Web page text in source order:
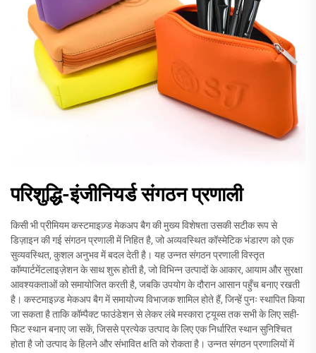
परिशुद्धि-इंजीनियर्ड संगठन प्रणाली
किसी भी प्रीमियम कस्टमाइज़्ड मेकअप बैग की मुख्य विशेषता उसकी सटीक रूप से
डिज़ाइन की गई संगठन प्रणाली में निहित है, जो अव्यवस्थित कॉस्मेटिक भंडारण को एक
सुव्यवस्थित, कुशल अनुभव में बदल देती है। यह उन्नत संगठन प्रणाली विस्तृत
कॉम्पार्टमेंटलाइज़ेशन के साथ शुरू होती है, जो विभिन्न उत्पादों के आकार, आयाम और सुरक्षा
आवश्यकताओं को समायोजित करती है, जबकि उपयोग के दौरान आसान पहुँच बनाए रखती
है। कस्टमाइज़्ड मेकअप बैग में समायोज्य विभाजक शामिल होते हैं, जिन्हें पुनः स्थापित किया
जा सकता है ताकि कॉम्पैक्ट फाउंडेशन से लेकर लंबे मस्कारा ट्यूब्स तक सभी के लिए सही-
फिट स्थान बनाए जा सकें, जिससे प्रत्येक उत्पाद के लिए एक निर्धारित स्थान सुनिश्चित
होता है जो उत्पाद के हिलने और संभावित क्षति को रोकता है। उन्नत संगठन प्रणालियों में